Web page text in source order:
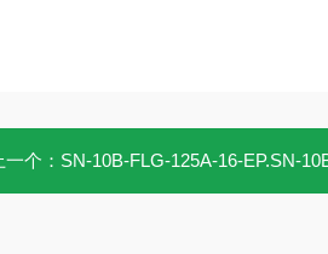
一个： SN-10B-FLG-125A-16-EP.SN-10B-FLG-125A-16-EP手动阀